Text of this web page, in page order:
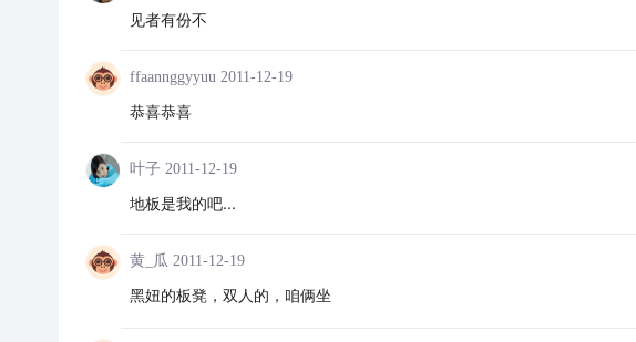
见者有份不
ffaannggyyuu 2011-12-19
恭喜恭喜
叶子 2011-12-19
地板是我的吧...
黄_瓜 2011-12-19
黑妞的板凳，双人的，咱俩坐